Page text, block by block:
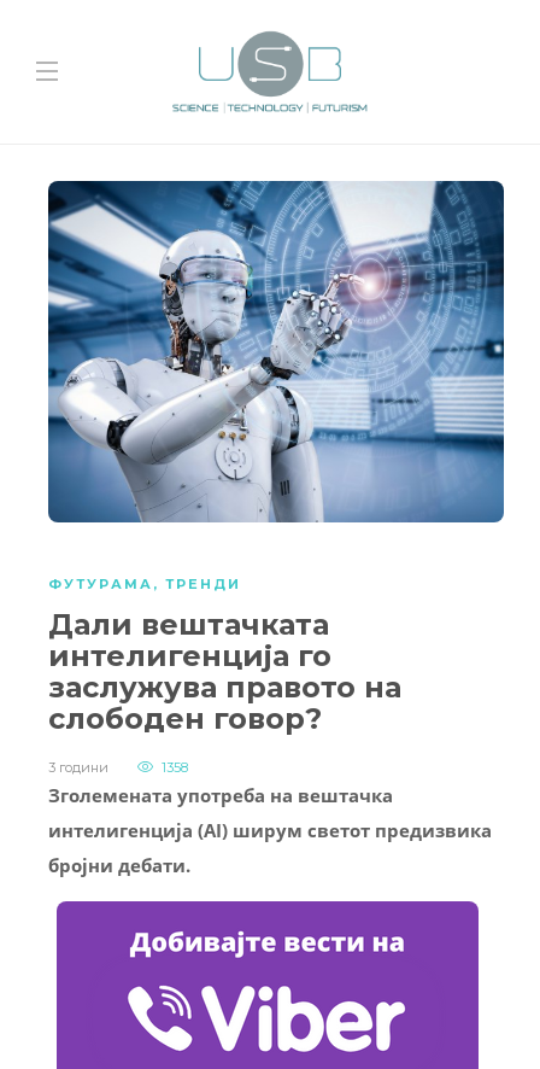
ФУТУРАМА , ТРЕНДИ
Дали вештачката
интелигенција го
заслужува правото на
слободен говор?
3 години 1358
Зголемената употреба на вештачка
интелигенција (AI) ширум светот предизвика
бројни дебати.